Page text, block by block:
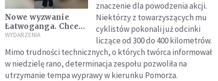
Nowe wyzwanie
Łatwoganga. Chce
zebrać 12 mln zł dla
WYDARZENIA
znaczenie dla powodzenia akcji.
Niektórzy z towarzyszących mu
cyklistów pokonali już odcinki
liczące od 300 do 400 kilometrów.
Mimo trudności technicznych, o których twórca informował
w niedzielę rano, determinacja zespołu pozwoliła na
utrzymanie tempa wyprawy w kierunku Pomorza.